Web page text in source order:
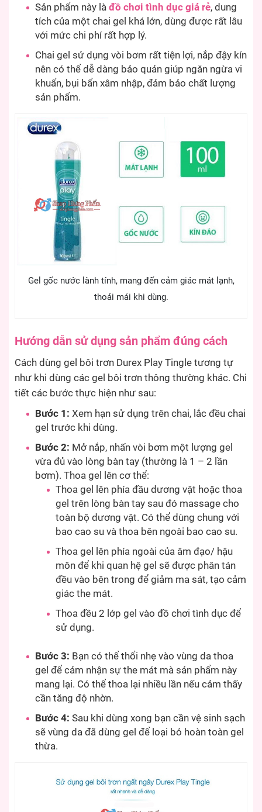
Sản phẩm này là đồ chơi tình dục giá rẻ, dung
tích của một chai gel khá lớn, dùng được rất lâu
với mức chi phí rất hợp lý.
Chai gel sử dụng vòi bơm rất tiện lợi, nắp đậy kín
nên có thể dễ dàng bảo quản giúp ngăn ngừa vi
khuẩn, bụi bẩn xâm nhập, đảm bảo chất lượng
sản phẩm.
Gel gốc nước lành tính, mang đến cảm giác mát lạnh,
thoải mái khi dùng.
Hướng dẫn sử dụng sản phẩm đúng cách
Cách dùng gel bôi trơn Durex Play Tingle tương tự
như khi dùng các gel bôi trơn thông thường khác. Chi
tiết các bước thực hiện như sau:
Bước 1: Xem hạn sử dụng trên chai, lắc đều chai
gel trước khi dùng.
Bước 2: Mở nắp, nhấn vòi bơm một lượng gel
vừa đủ vào lòng bàn tay (thường là 1 – 2 lần
bơm). Thoa gel lên cơ thể:
Thoa gel lên phía đầu dương vật hoặc thoa
gel trên lòng bàn tay sau đó massage cho
toàn bộ dương vật. Có thể dùng chung với
bao cao su và thoa bên ngoài bao cao su.
Thoa gel lên phía ngoài của âm đạo/ hậu
môn để khi quan hệ gel sẽ được phân tán
đều vào bên trong để giảm ma sát, tạo cảm
giác the mát.
Thoa đều 2 lớp gel vào đồ chơi tình dục để
sử dụng.
Bước 3: Bạn có thể thổi nhẹ vào vùng da thoa
gel để cảm nhận sự the mát mà sản phẩm này
mang lại. Có thể thoa lại nhiều lần nếu cảm thấy
cần tăng độ nhờn.
Bước 4: Sau khi dùng xong bạn cần vệ sinh sạch
sẽ vùng da đã dùng gel để loại bỏ hoàn toàn gel
thừa.